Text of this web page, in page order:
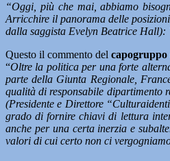
“Oggi, più che mai, abbiamo
Arricchire il panorama delle
dalla saggista Evelyn Beatrice Hall):
Questo il commento del
“Oltre la politica per una forte
parte della Giunta Regionale,
qualità di responsabile dipartimento
(Presidente e Direttore
grado di fornire chiavi di lettura
anche per una certa inerzia e
valori di cui certo non ci